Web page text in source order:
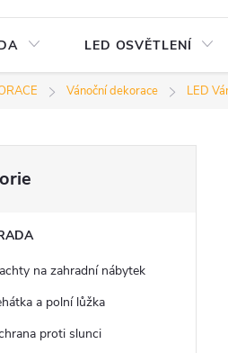
LED OSVĚTLENÍ
Vánoční dekorace LED
na zahradní nábytek
a polní lůžka
proti slunci